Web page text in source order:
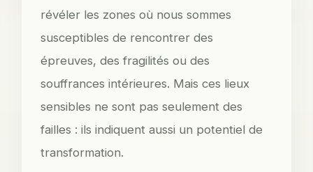
révéler les zones où nous sommes
susceptibles de rencontrer des
épreuves, des fragilités ou des
souffrances intérieures. Mais ces lieux
sensibles ne sont pas seulement des
failles : ils indiquent aussi un potentiel de
transformation.